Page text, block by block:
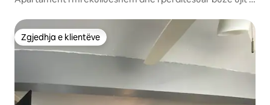
Zgjedhja e klientëve
Zgjedhja e klientëve